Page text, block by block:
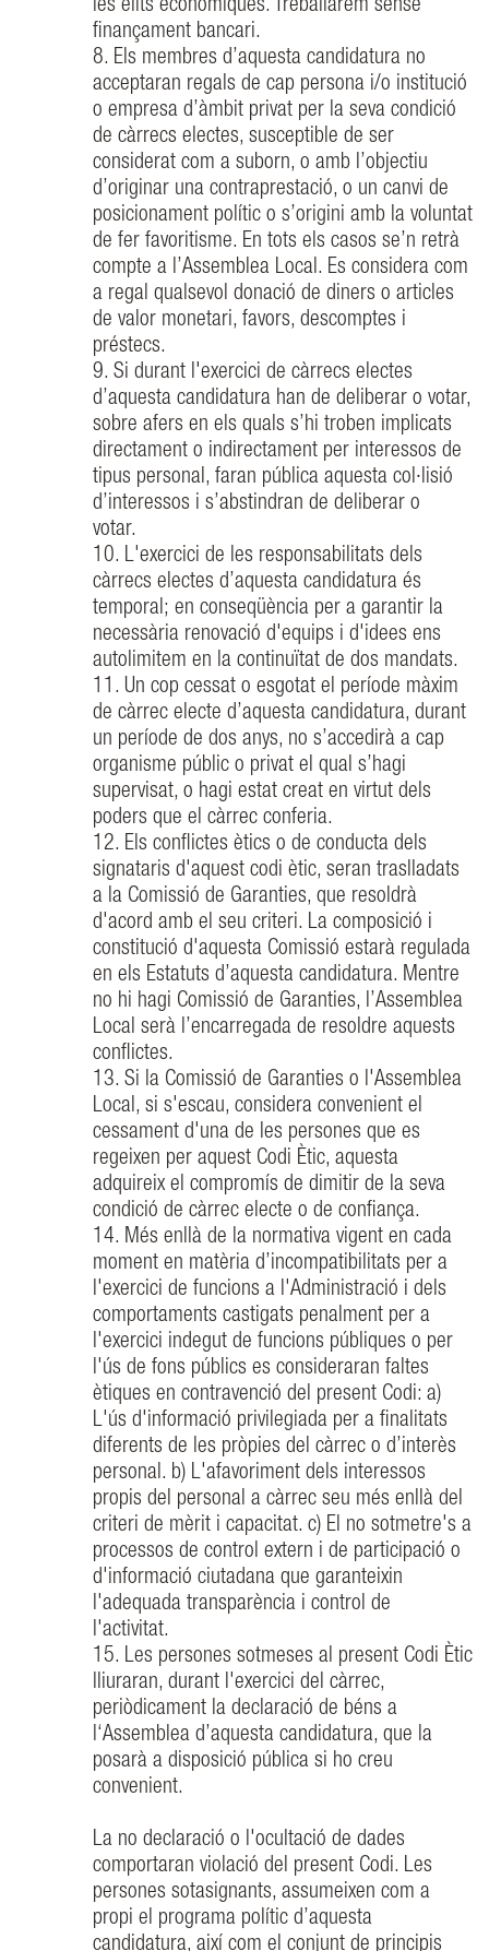
les elits econòmiques. Treballarem sense
finançament bancari.
8. Els membres d’aquesta candidatura no
acceptaran regals de cap persona i/o institució
o empresa d’àmbit privat per la seva condició
de càrrecs electes, susceptible de ser
considerat com a suborn, o amb l’objectiu
d’originar una contraprestació, o un canvi de
posicionament polític o s’origini amb la voluntat
de fer favoritisme. En tots els casos se’n retrà
compte a l’Assemblea Local. Es considera com
a regal qualsevol donació de diners o articles
de valor monetari, favors, descomptes i
préstecs.
9. Si durant l'exercici de càrrecs electes
d’aquesta candidatura han de deliberar o votar,
sobre afers en els quals s’hi troben implicats
directament o indirectament per interessos de
tipus personal, faran pública aquesta col·lisió
d’interessos i s’abstindran de deliberar o
votar.
10. L'exercici de les responsabilitats dels
càrrecs electes d’aquesta candidatura és
temporal; en conseqüència per a garantir la
necessària renovació d'equips i d'idees ens
autolimitem en la continuïtat de dos mandats.
11. Un cop cessat o esgotat el període màxim
de càrrec electe d’aquesta candidatura, durant
un període de dos anys, no s’accedirà a cap
organisme públic o privat el qual s’hagi
supervisat, o hagi estat creat en virtut dels
poders que el càrrec conferia.
12. Els conflictes ètics o de conducta dels
signataris d'aquest codi ètic, seran traslladats
a la Comissió de Garanties, que resoldrà
d'acord amb el seu criteri. La composició i
constitució d'aquesta Comissió estarà regulada
en els Estatuts d’aquesta candidatura. Mentre
no hi hagi Comissió de Garanties, l’Assemblea
Local serà l’encarregada de resoldre aquests
conflictes.
13. Si la Comissió de Garanties o l'Assemblea
Local, si s'escau, considera convenient el
cessament d'una de les persones que es
regeixen per aquest Codi Ètic, aquesta
adquireix el compromís de dimitir de la seva
condició de càrrec electe o de confiança.
14. Més enllà de la normativa vigent en cada
moment en matèria d’incompatibilitats per a
l'exercici de funcions a l'Administració i dels
comportaments castigats penalment per a
l'exercici indegut de funcions públiques o per
l'ús de fons públics es consideraran faltes
ètiques en contravenció del present Codi: a)
L'ús d'informació privilegiada per a finalitats
diferents de les pròpies del càrrec o d’interès
personal. b) L'afavoriment dels interessos
propis del personal a càrrec seu més enllà del
criteri de mèrit i capacitat. c) El no sotmetre's a
processos de control extern i de participació o
d'informació ciutadana que garanteixin
l'adequada transparència i control de
l'activitat.
15. Les persones sotmeses al present Codi Ètic
lliuraran, durant l'exercici del càrrec,
periòdicament la declaració de béns a
l‘Assemblea d’aquesta candidatura, que la
posarà a disposició pública si ho creu
convenient.
La no declaració o l'ocultació de dades
comportaran violació del present Codi. Les
persones sotasignants, assumeixen com a
propi el programa polític d’aquesta
candidatura, així com el conjunt de principis